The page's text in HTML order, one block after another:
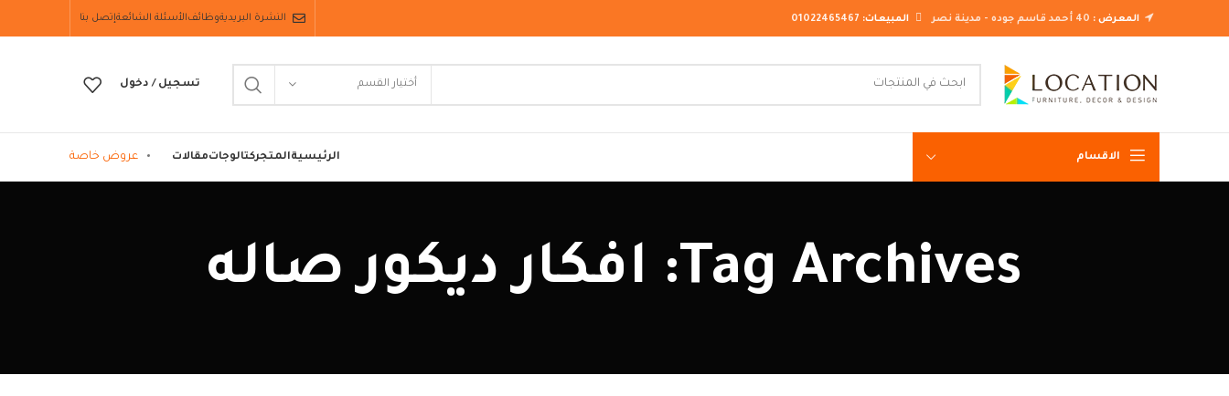
المعرض : المبيعات: 01022465467 النشرة البريديةوظائفالأسئلة الشائعةإتصل بنا
أختيار القسم تسجيل / دخول
الاقسام
غرف نوم مودرن
غرف نوم نيو كلاسيك
الرئيسيةالمتجركتالوجاتمقالات عروض خاصة
Tag Archives: افكار ديكور صاله